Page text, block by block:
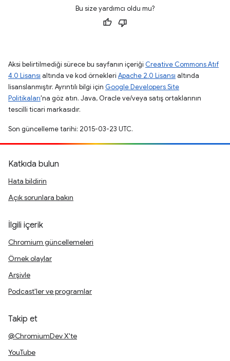
Bu size yardımcı oldu mu?
Aksi belirtilmediği sürece bu sayfanın içeriği Creative Commons Atıf
4.0 Lisansı altında ve kod örnekleri Apache 2.0 Lisansı altında
lisanslanmıştır. Ayrıntılı bilgi için Google Developers Site
Politikaları'na göz atın. Java, Oracle ve/veya satış ortaklarının
tescilli ticari markasıdır.
Son güncelleme tarihi: 2015-03-23 UTC.
Katkıda bulun
Hata bildirin
Açık sorunlara bakın
İlgili içerik
Chromium güncellemeleri
Örnek olaylar
Arşivle
Podcast'ler ve programlar
Takip et
@ChromiumDev X'te
YouTube